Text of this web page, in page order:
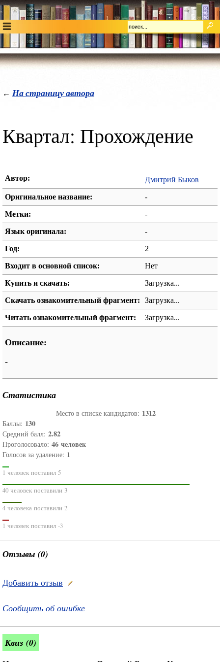
← На страницу автора
Квартал: Прохождение
Автор: Дмитрий Быков
Оригинальное название: -
Метки: -
Язык оригинала: -
Год: 2
Входит в основной список: Нет
Купить и скачать: Загрузка...
Скачать ознакомительный фрагмент: Загрузка...
Читать ознакомительный фрагмент: Загрузка...
Описание:
-
Статистика
Место в списке кандидатов: 1312
Баллы: 130
Средний балл: 2.82
Проголосовало: 46 человек
Голосов за удаление: 1
1 человек поставил 5
40 человек поставили 3
4 человека поставили 2
1 человек поставил -3
Отзывы (0)
Добавить отзыв
Сообщить об ошибке
Квиз (0)